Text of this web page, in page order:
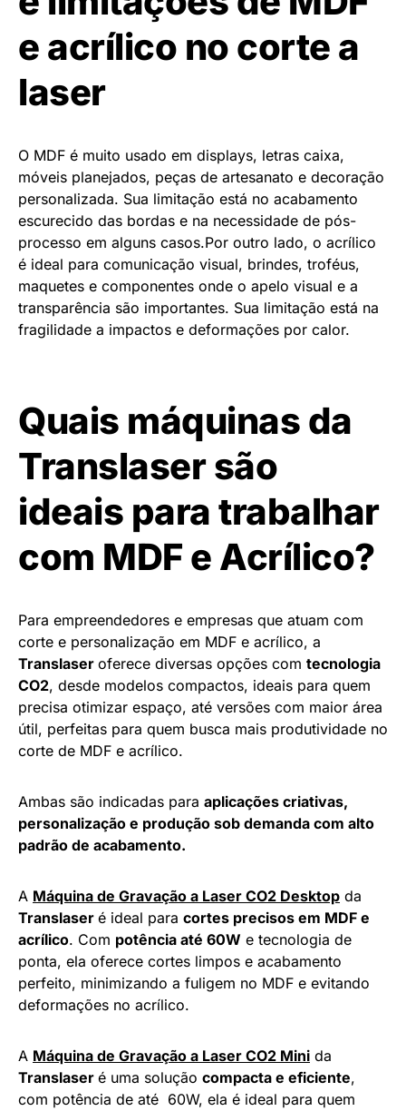
e acrílico no corte a
laser
O MDF é muito usado em displays, letras caixa,
móveis planejados, peças de artesanato e decoração
personalizada. Sua limitação está no acabamento
escurecido das bordas e na necessidade de pós-
processo em alguns casos.Por outro lado, o acrílico
é ideal para comunicação visual, brindes, troféus,
maquetes e componentes onde o apelo visual e a
transparência são importantes. Sua limitação está na
fragilidade a impactos e deformações por calor.
Quais máquinas da
Translaser são
ideais para trabalhar
com MDF e Acrílico?
Para empreendedores e empresas que atuam com
corte e personalização em MDF e acrílico, a
Translaser oferece diversas opções com tecnologia
CO2, desde modelos compactos, ideais para quem
precisa otimizar espaço, até versões com maior área
útil, perfeitas para quem busca mais produtividade no
corte de MDF e acrílico.
Ambas são indicadas para aplicações criativas,
personalização e produção sob demanda com alto
padrão de acabamento.
A Máquina de Gravação a Laser CO2 Desktop da
Translaser é ideal para cortes precisos em MDF e
acrílico. Com potência até 60W e tecnologia de
ponta, ela oferece cortes limpos e acabamento
perfeito, minimizando a fuligem no MDF e evitando
deformações no acrílico.
A Máquina de Gravação a Laser CO2 Mini da
Translaser é uma solução compacta e eficiente,
com potência de até 60W, ela é ideal para quem